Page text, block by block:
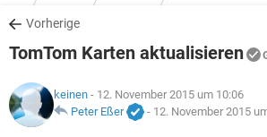
WINDOWS 10
WHATSAPP TIKTOK
FACEBOOK
SPIELE
WHATSAPP TIKTOK
FACEBOOK
DOWNLOADS
SPIELE
ANDROID
WINDOWS 10
SPIELE
ANDROID
LEXIKON
Vorherige
TomTom Karten aktualisieren
keinen - 12. November 2015 um 10:06
Peter Eßer
- 12. November 2015